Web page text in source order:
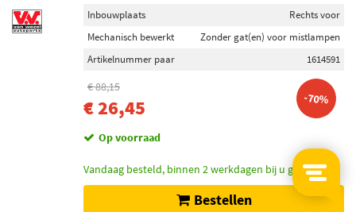
Inbouwplaats
Rechts voor
Mechanisch bewerkt
Zonder gat(en) voor mistlampen
Artikelnummer paar
1614591
€ 88,15
€ 26,45 -70%
Op voorraad
Vandaag besteld, binnen 2 werkdagen bij u geleverd.
Bestellen